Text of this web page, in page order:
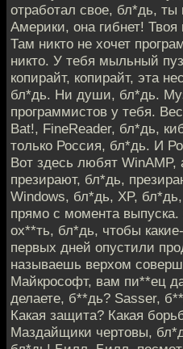
отработал свое, бл*дь,
Америки, она гибнет!
Там никто не хочет
никто. У тебя мыльный
копирайт, копирайт, эта
бл*дь. Ни души, бл*дь.
программистов у тебя.
Bat!, FineReader, бл*дь,
только Россия, бл*дь. И
Вот здесь любят
презирают, бл*дь,
Windows, бл*дь, XP,
прямо с момента
ох**ть, бл*дь, чтобы
первых дней опустили
называешь верхом
Майкрософт, вам пи**ец
делаете, б**дь? Sasser,
Какая защита? Какая
Маздайщики чертовы,